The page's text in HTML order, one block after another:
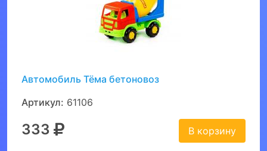
Автомобиль Тёма бетоновоз
Артикул: 61106
333 В корзину